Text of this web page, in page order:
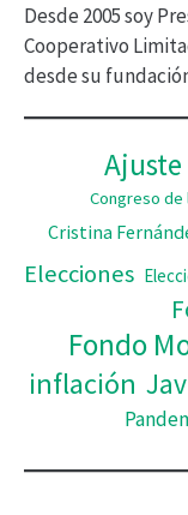
d
e
o
Desde 2005 soy
Cooperativo
desde su
Ajuste
Congreso de
Cristina
Elecciones
Fondo
inflación